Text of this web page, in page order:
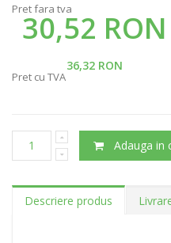
Pret fara tva
30,52 RON
36,32 RON
Pret cu TVA
Adauga in
Descriere produs